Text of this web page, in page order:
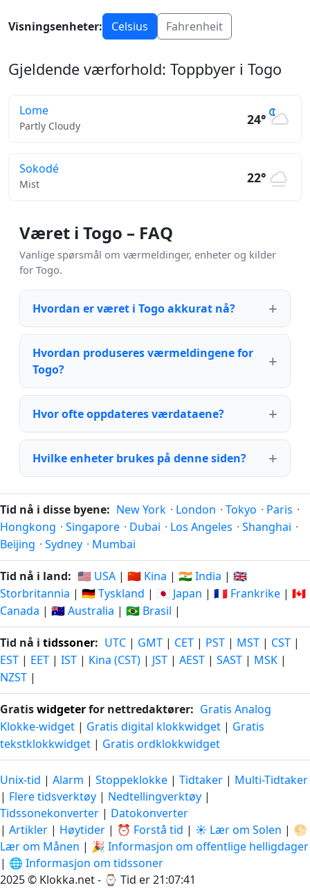
Visningsenheter: Celsius Fahrenheit
Gjeldende værforhold: Toppbyer i Togo
Lome
Partly Cloudy 24°
Sokodé
Mist 22°
Været i Togo – FAQ
Vanlige spørsmål om værmeldinger, enheter og kilder
for Togo.
Hvordan er været i Togo akkurat nå?
Hvordan produseres værmeldingene for
Togo?
Hvor ofte oppdateres værdataene?
Hvilke enheter brukes på denne siden?
Tid nå i disse byene: New York · London · Tokyo · Paris ·
Hongkong · Singapore · Dubai · Los Angeles · Shanghai ·
Beijing · Sydney · Mumbai
Tid nå i land: 🇺🇸 USA | 🇨🇳 Kina | 🇮🇳 India | 🇬🇧
Storbritannia | 🇩🇪 Tyskland | 🇯🇵 Japan | 🇫🇷 Frankrike | 🇨🇦
Canada | 🇦🇺 Australia | 🇧🇷 Brasil |
Tid nå i tidssoner: UTC | GMT | CET | PST | MST | CST |
EST | EET | IST | Kina (CST) | JST | AEST | SAST | MSK |
NZST |
Gratiswidgeterfor nettredaktører: Gratis Analog
Klokke-widget | Gratis digital klokkwidget | Gratis
tekstklokkwidget | Gratis ordklokkwidget
Unix-tid | Alarm | Stoppeklokke | Tidtaker | Multi-Tidtaker
| Flere tidsverktøy | Nedtellingverktøy |
Tidssonekonverter | Datokonverter
| Artikler | Høytider | ⏰ Forstå tid | ☀️ Lær om Solen | 🌕
Lær om Månen | 🎉 Informasjon om offentlige helligdager
| 🌐 Informasjon om tidssoner
2025 © Klokka.net - ⌚ Tid er 21:07:41